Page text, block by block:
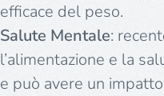
efficace del peso.
Salute Mentale:
l’alimentazione e la
e può avere un